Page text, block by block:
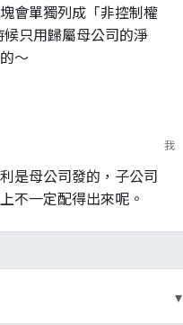
會單獨列成「非控制權
只用歸屬母公司的淨
～
我
是母公司發的，子公司
不一定配得出來呢。
▾